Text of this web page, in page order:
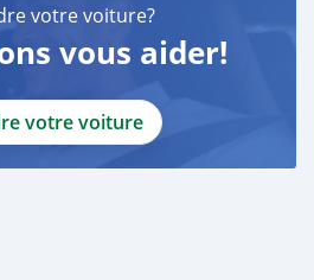
votre voiture?
vous aider!
votre voiture